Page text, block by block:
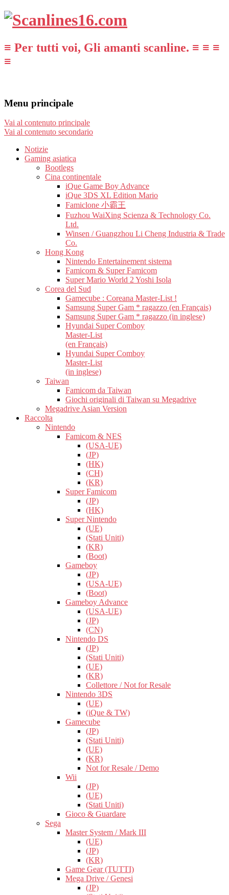
≡ Per tutti voi, Gli amanti scanline. ≡ ≡ ≡
≡
Menu principale
Vai al contenuto principale
Vai al contenuto secondario
Notizie
Gaming asiatica
Bootlegs
Cina continentale
iQue Game Boy Advance
iQue 3DS XL Edition Mario
Famiclone 小霸王
Fuzhou WaiXing Scienza & Technology Co.
Ltd.
Winsen / Guangzhou Li Cheng Industria & Trade
Co.
Hong Kong
Nintendo Entertainement sistema
Famicom & Super Famicom
Super Mario World 2 Yoshi Isola
Corea del Sud
Gamecube : Coreana Master-List !
Samsung Super Gam * ragazzo (en Français)
Samsung Super Gam * ragazzo (in inglese)
Hyundai Super Comboy
Master-List
(en Français)
Hyundai Super Comboy
Master-List
(in inglese)
Taiwan
Famicom da Taiwan
Giochi originali di Taiwan su Megadrive
Megadrive Asian Version
Raccolta
Nintendo
Famicom & NES
(USA-UE)
(JP)
(HK)
(CH)
(KR)
Super Famicom
(JP)
(HK)
Super Nintendo
(UE)
(Stati Uniti)
(KR)
(Boot)
Gameboy
(JP)
(USA-UE)
(Boot)
Gameboy Advance
(USA-UE)
(JP)
(CN)
Nintendo DS
(JP)
(Stati Uniti)
(UE)
(KR)
Collettore / Not for Resale
Nintendo 3DS
(UE)
(iQue & TW)
Gamecube
(JP)
(Stati Uniti)
(UE)
(KR)
Not for Resale / Demo
Wii
(JP)
(UE)
(Stati Uniti)
Gioco & Guardare
Sega
Master System / Mark III
(UE)
(JP)
(KR)
Game Gear (TUTTI)
Mega Drive / Genesi
(JP)